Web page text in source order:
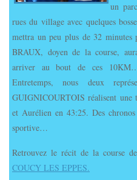
un
rues du village avec quelques
mettra un peu plus de 32 minutes
BRAUX, doyen de la course,
arriver au bout de ces
Entretemps, nous deux
GUIGNICOURTOIS réalisent une
et Aurélien en 43:25. Des
sportive…
Retrouvez le récit de la course
COUCY LES EPPES.